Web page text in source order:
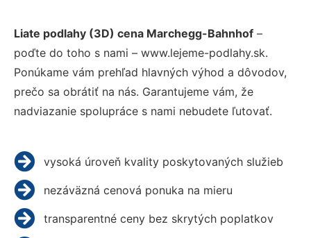
Liate podlahy (3D) cena Marchegg-Bahnhof –
poďte do toho s nami – www.lejeme-podlahy.sk.
Ponúkame vám prehľad hlavných výhod a dôvodov,
prečo sa obrátiť na nás. Garantujeme vám, že
nadviazanie spolupráce s nami nebudete ľutovať.
vysoká úroveň kvality poskytovaných služieb
nezáväzná cenová ponuka na mieru
transparentné ceny bez skrytých poplatkov